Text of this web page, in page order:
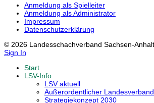
Anmeldung als Spielleiter
Anmeldung als Administrator
Impressum
Datenschutzerklärung
© 2026 Landesschachverband Sachsen-
Sign In
Start
LSV-Info
LSV aktuell
Außerordentlicher
Strategiekonzept 2030